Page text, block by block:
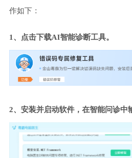
作如下：
1、点击下载AI智能诊断工具。
2、安装并启动软件，在智能问诊中